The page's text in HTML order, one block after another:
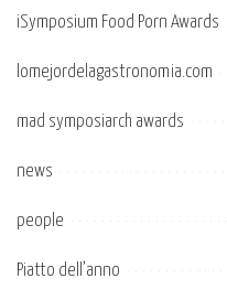
iSymposium Food Porn Awards
lomejordelagastronomia.com
mad symposiarch awards
news
people
Piatto dell’anno